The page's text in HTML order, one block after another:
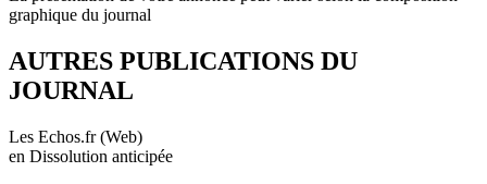
graphique du journal
AUTRES PUBLICATIONS DU
JOURNAL
Les Echos.fr (Web)
en Dissolution anticipée